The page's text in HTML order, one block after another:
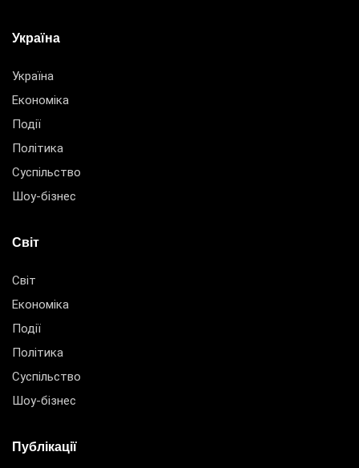
Україна
Україна
Економіка
Події
Політика
Суспільство
Шоу-бізнес
Світ
Світ
Економіка
Події
Політика
Суспільство
Шоу-бізнес
Публікації